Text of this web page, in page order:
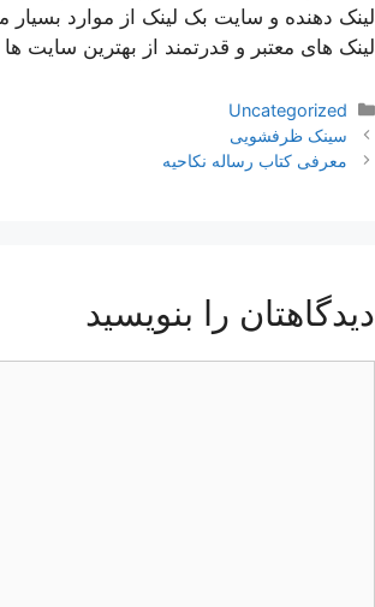
لینک دهنده و سایت بک لینک از موارد
لینک های معتبر و قدرتمند از بهترین
دسته‌ها
Uncategorized
ناوبری
نوشته‌ها
سینک ظرفشویی
معرفی کتاب رساله نکاحیه
دیدگاهتان را بنویسید